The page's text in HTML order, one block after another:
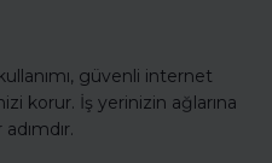
güvenli internet
korur. İş yerinizin ağlarına